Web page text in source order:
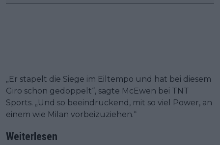
„Er stapelt die Siege im Eiltempo und hat bei diesem
Giro schon gedoppelt“, sagte McEwen bei TNT
Sports. „Und so beeindruckend, mit so viel Power, an
einem wie Milan vorbeizuziehen.“
Weiterlesen